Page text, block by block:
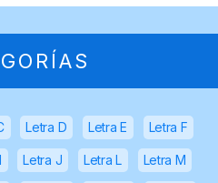
Letra D Letra E Letra F
Letra J Letra L Letra M